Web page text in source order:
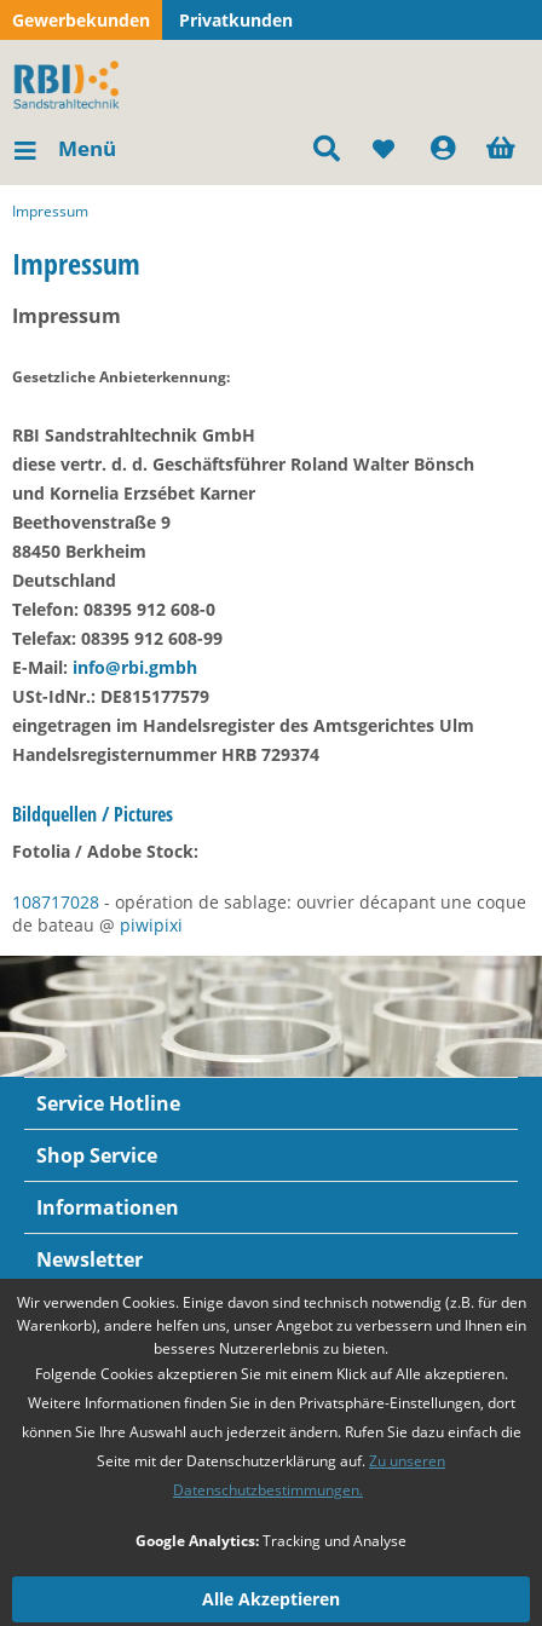
Gewerbekunden Privatkunden
Menü
Impressum
Impressum
Impressum
Gesetzliche Anbieterkennung:
RBI Sandstrahltechnik GmbH
diese vertr. d. d. Geschäftsführer Roland Walter Bönsch
und Kornelia Erzsébet Karner
Beethovenstraße 9
88450 Berkheim
Deutschland
Telefon: 08395 912 608-0
Telefax: 08395 912 608-99
E-Mail: info@rbi.gmbh
USt-IdNr.: DE815177579
eingetragen im Handelsregister des Amtsgerichtes Ulm
Handelsregisternummer HRB 729374
Bildquellen / Pictures
Fotolia / Adobe Stock:
108717028 - opération de sablage: ouvrier décapant une coque
de bateau @ piwipixi
Service Hotline
Shop Service
Informationen
Newsletter
Zahlungsarten Mehr Informationen
falls nicht anders beschrieben
Unsere Angebote richten sich ausschließlich an Unternehmer gemäß§14
. Wir schließen keine Verträge mit Verbrauchern gemäß
Wir verwenden Cookies. Einige davon sind technisch notwendig (z.B. für den
Warenkorb), andere helfen uns, unser Angebot zu verbessern und Ihnen ein
besseres Nutzererlebnis zu bieten.
Folgende Cookies akzeptieren Sie mit einem Klick auf Alle akzeptieren.
Weitere Informationen finden Sie in den Privatsphäre-Einstellungen, dort
können Sie Ihre Auswahl auch jederzeit ändern. Rufen Sie dazu einfach die
Seite mit der Datenschutzerklärung auf.Zu unseren
Datenschutzbestimmungen.
Google Analytics:Tracking und Analyse
Alle Akzeptieren